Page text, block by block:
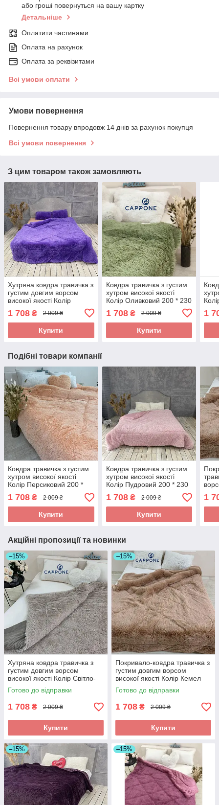
або гроші повернуться на вашу картку
Детальніше
Оплатити частинами
Оплата на рахунок
Оплата за реквізитами
Всі умови оплати
Умови повернення
Повернення товару впродовж 14 днів за рахунок покупця
Всі умови повернення
З цим товаром також замовляють
Хутряна ковдра травичка з
густим довгим ворсом
високої якості Колір
Фіолетовий 200 * 230 см
1 708 ₴ 2 009 ₴
Купити
Ковдра травичка з густим
хутром високої якості
Колір Оливковий 200 * 230
1 708₴ 2 009 ₴
Купити
1
Подібні товари компанії
Ковдра травичка з густим
хутром високої якості
Колір Персиковий 200 *
230 см
1 708 ₴ 2 009 ₴
Купити
Ковдра травичка з густим
хутром високої якості
Колір Пудровий 200 * 230
см
1 708₴ 2 009 ₴
Купити
1
Акційні пропозиції та новинки
–15%
Хутряна ковдра травичка з
густим довгим ворсом
високої якості Колір Світло-
сірий 200 * 230 см
Готово до відправки
1 708 ₴ 2 009 ₴
Купити
–15%
Покривало-ковдра травичка з
густим довгим ворсом
високої якості Колір Кемел
200 * 230 см
Готово до відправки
1 708 ₴ 2 009 ₴
Купити
–15% –15%